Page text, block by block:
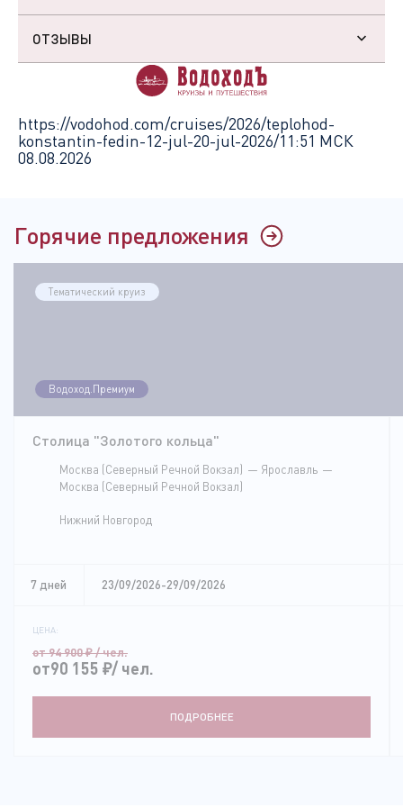
ОТЗЫВЫ
https://vodohod.com/cruises/2026/teplohod-
konstantin-fedin-12-jul-20-jul-2026/11:51 МСК
08.08.2026
Горячие предложения
Тематический круиз
Водоход.Премиум
Столица "Золотого кольца"
Москва (Северный Речной Вокзал)
Ярославль
Москва (Северный Речной Вокзал)
Нижний Новгород
7 дней 23/09/2026-29/09/2026
ЦЕНА:
от 94 900₽/ чел.
от90 155 ₽/ чел.
ПОДРОБНЕЕ